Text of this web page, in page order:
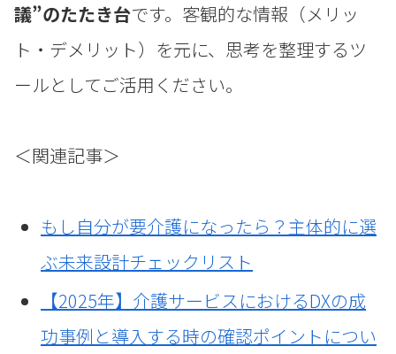
議”のたたき台です。客観的な情報（メリッ
ト・デメリット）を元に、思考を整理するツ
ールとしてご活用ください。
＜関連記事＞
もし自分が要介護になったら？主体的に選
ぶ未来設計チェックリスト
【2025年】介護サービスにおけるDXの成
功事例と導入する時の確認ポイントについ